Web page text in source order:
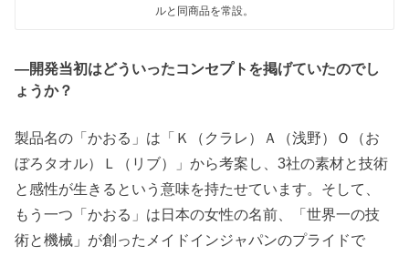
ルと同商品を常設。
―開発当初はどういったコンセプトを掲げていたのでし
ょうか？
製品名の「かおる」は「Ｋ（クラレ）Ａ（浅野）Ｏ（お
ぼろタオル）Ｌ（リブ）」から考案し、3社の素材と技術
と感性が生きるという意味を持たせています。そして、
もう一つ「かおる」は日本の女性の名前、「世界一の技
術と機械」が創ったメイドインジャパンのプライドで